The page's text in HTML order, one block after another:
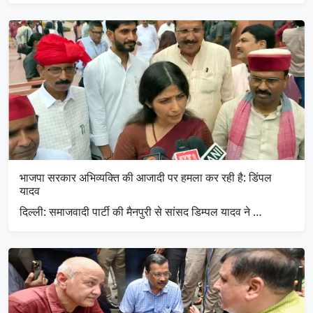
भाजपा सरकार अभिव्यक्ति की आजादी पर हमला कर रही है: डिंपल
यादव
दिल्ली: समाजवादी पार्टी की मैनपुरी से सांसद डिम्पल यादव ने …